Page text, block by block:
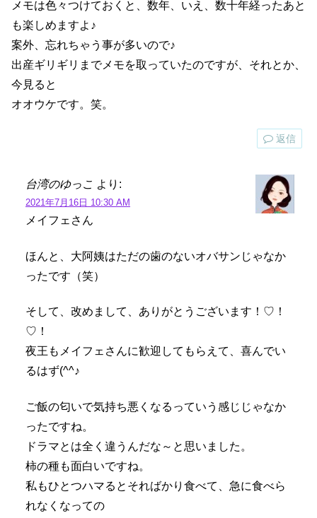
メモは色々つけておくと、数年、いえ、数十年経ったあと
も楽しめますよ♪
案外、忘れちゃう事が多いので♪
出産ギリギリまでメモを取っていたのですが、それとか、
今見ると
オオウケです。笑。
返信
台湾のゆっこ より:
2021年7月16日 10:30 AM
メイフェさん
ほんと、大阿姨はただの歯のないオバサンじゃなか
ったです（笑）
そして、改めまして、ありがとうございます！♡！
♡！
夜王もメイフェさんに歓迎してもらえて、喜んでい
るはず(^^♪
ご飯の匂いで気持ち悪くなるっていう感じじゃなか
ったですね。
ドラマとは全く違うんだな～と思いました。
柿の種も面白いですね。
私もひとつハマるとそればかり食べて、急に食べら
れなくなっての